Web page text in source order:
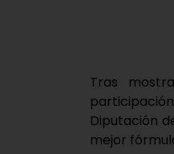
Tras
Diputación
mejor